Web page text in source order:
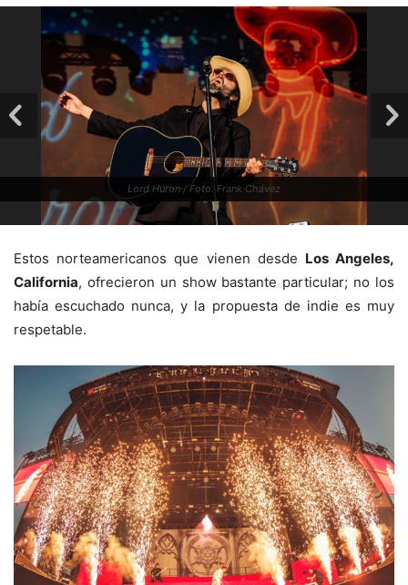
Lord Huron / Foto: Frank Chávez
Estos norteamericanos que vienen desde Los Angeles,
California, ofrecieron un show bastante particular; no los
había escuchado nunca, y la propuesta de indie es muy
respetable.